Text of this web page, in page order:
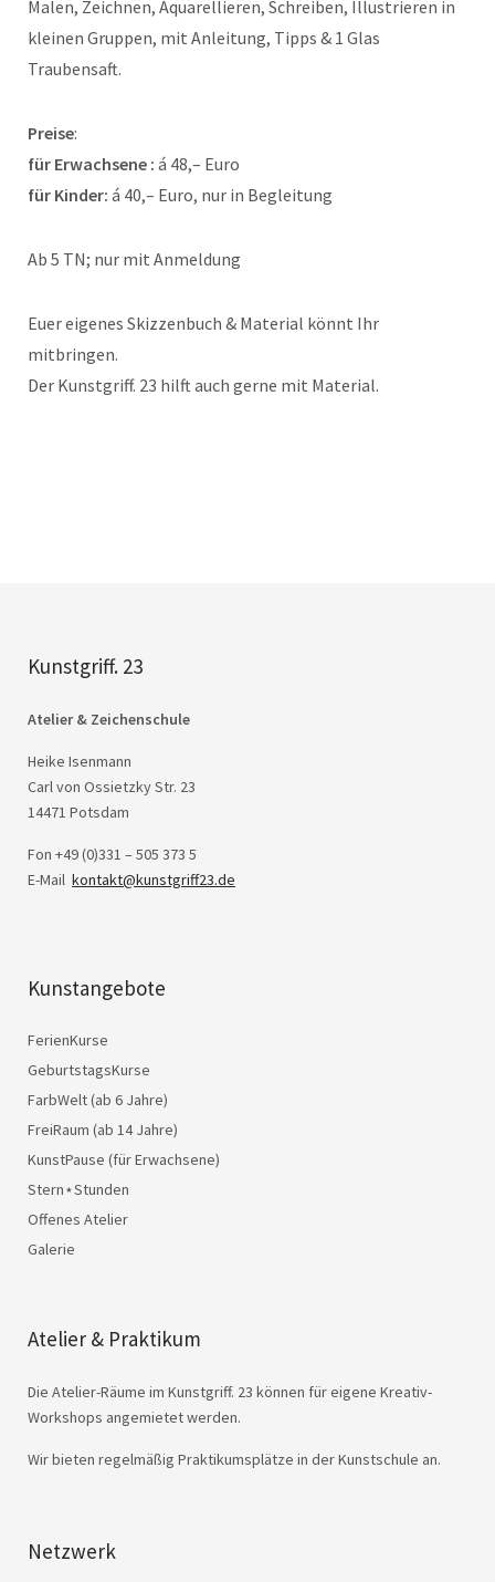
Malen, Zeichnen, Aquarellieren, Schreiben, Illustrieren in
kleinen Gruppen, mit Anleitung, Tipps & 1 Glas
Traubensaft.
Preise:
für Erwachsene : á 48,– Euro
für Kinder: á 40,– Euro, nur in Begleitung
Ab 5 TN; nur mit Anmeldung
Euer eigenes Skizzenbuch & Material könnt Ihr
mitbringen.
Der Kunstgriff. 23 hilft auch gerne mit Material.
Kunstgriff. 23
Atelier & Zeichenschule
Heike Isenmann
Carl von Ossietzky Str. 23
14471 Potsdam
Fon +49 (0)331 – 505 373 5
E-Mail kontakt@kunstgriff23.de
Kunstangebote
FerienKurse
GeburtstagsKurse
FarbWelt (ab 6 Jahre)
FreiRaum (ab 14 Jahre)
KunstPause (für Erwachsene)
Stern⋆Stunden
Offenes Atelier
Galerie
Atelier & Praktikum
Die Atelier-Räume im Kunstgriff. 23 können für eigene Kreativ-
Workshops angemietet werden.
Wir bieten regelmäßig Praktikumsplätze in der Kunstschule an.
Netzwerk